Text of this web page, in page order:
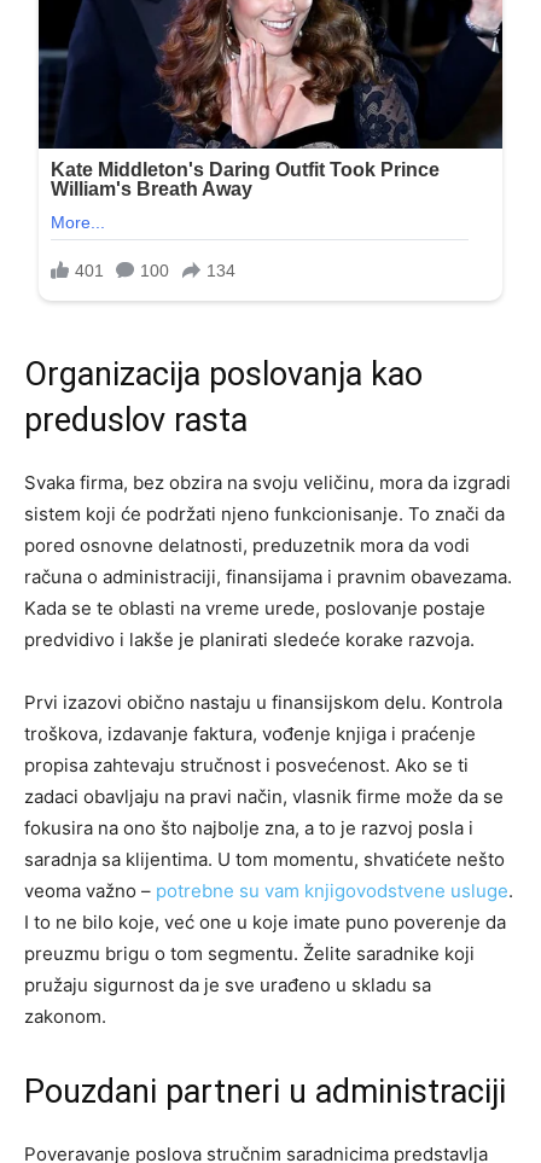
Organizacija poslovanja kao
preduslov rasta
Svaka firma, bez obzira na svoju veličinu, mora da izgradi
sistem koji će podržati njeno funkcionisanje. To znači da
pored osnovne delatnosti, preduzetnik mora da vodi
računa o administraciji, finansijama i pravnim obavezama.
Kada se te oblasti na vreme urede, poslovanje postaje
predvidivo i lakše je planirati sledeće korake razvoja.
Prvi izazovi obično nastaju u finansijskom delu. Kontrola
troškova, izdavanje faktura, vođenje knjiga i praćenje
propisa zahtevaju stručnost i posvećenost. Ako se ti
zadaci obavljaju na pravi način, vlasnik firme može da se
fokusira na ono što najbolje zna, a to je razvoj posla i
saradnja sa klijentima. U tom momentu, shvatićete nešto
veoma važno – potrebne su vam knjigovodstvene usluge.
I to ne bilo koje, već one u koje imate puno poverenje da
preuzmu brigu o tom segmentu. Želite saradnike koji
pružaju sigurnost da je sve urađeno u skladu sa
zakonom.
Pouzdani partneri u administraciji
Poveravanje poslova stručnim saradnicima predstavlja